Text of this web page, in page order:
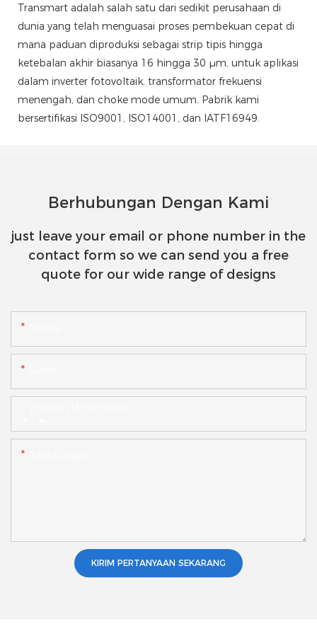
Transmart adalah salah satu dari sedikit perusahaan di
dunia yang telah menguasai proses pembekuan cepat di
mana paduan diproduksi sebagai strip tipis hingga
ketebalan akhir biasanya 16 hingga 30 μm, untuk aplikasi
dalam inverter fotovoltaik, transformator frekuensi
menengah, dan choke mode umum. Pabrik kami
bersertifikasi ISO9001, ISO14001, dan IATF16949.
Berhubungan Dengan Kami
just leave your email or phone number in the
contact form so we can send you a free
quote for our wide range of designs
KIRIM PERTANYAAN SEKARANG